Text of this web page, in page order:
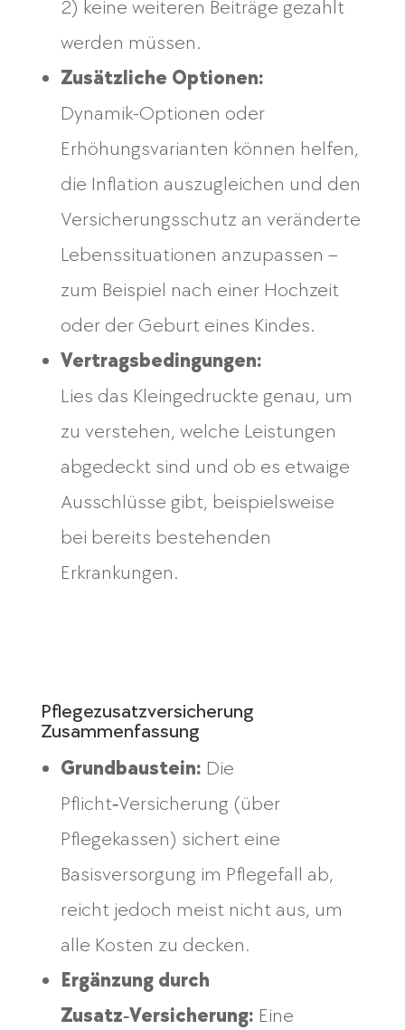
2) keine weiteren Beiträge gezahlt
werden müssen.
Zusätzliche Optionen:
Dynamik-Optionen oder
Erhöhungsvarianten können helfen,
die Inflation auszugleichen und den
Versicherungsschutz an veränderte
Lebenssituationen anzupassen –
zum Beispiel nach einer Hochzeit
oder der Geburt eines Kindes.
Vertragsbedingungen:
Lies das Kleingedruckte genau, um
zu verstehen, welche Leistungen
abgedeckt sind und ob es etwaige
Ausschlüsse gibt, beispielsweise
bei bereits bestehenden
Erkrankungen.
Pflegezusatzversicherung
Zusammenfassung
Grundbaustein: Die
Pflicht‑Versicherung (über
Pflegekassen) sichert eine
Basisversorgung im Pflegefall ab,
reicht jedoch meist nicht aus, um
alle Kosten zu decken.
Ergänzung durch
Zusatz‑Versicherung: Eine